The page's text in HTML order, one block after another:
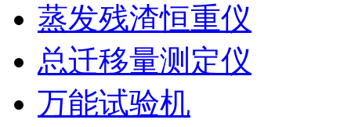
蒸发残渣恒重仪
总迁移量测定仪
万能试验机